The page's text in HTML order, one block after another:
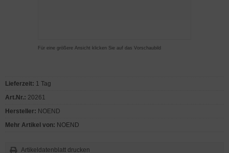
Für eine größere Ansicht klicken Sie auf das Vorschaubild
Lieferzeit: 1 Tag
Art.Nr.: 20261
Hersteller: NOEND
Mehr Artikel von: NOEND
Artikeldatenblatt drucken